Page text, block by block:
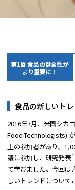
IR情報
プレスリリース
第1回 食品の健全性が
より重要に！
食品の新しいト
2016年7月、米国シカ
Food Technologists)
上の参加者があり、
議に参加し、研究発表※
て学びました。今回は
しいトレンドについて